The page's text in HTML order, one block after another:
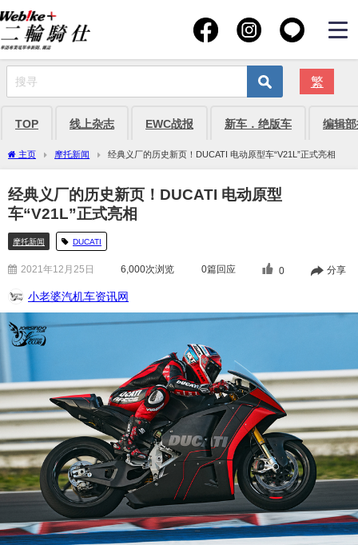
繁
TOP 线上杂志 EWC战报 新车．绝版车 编辑
主页 摩托新闻 经典义厂的历史新页！DUCATI 电动原型车“V21L”正式亮相
经典义厂的历史新页！DUCATI 电动原型
车“V21L”正式亮相
摩托新闻 DUCATI
2021年12月25日 6,000次浏览 0篇回应 0 分享
小老婆汽机车资讯网